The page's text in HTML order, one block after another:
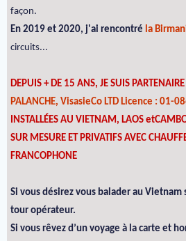
façon.
En 2019 et 2020, j'ai rencontré la
circuits...
DEPUIS + DE 15 ANS, JE SUIS PARTENAIRE
PALANCHE, VisasieCo LTD Licence : 01-
INSTALLÉES AU VIETNAM, LAOS
SUR MESURE ET PRIVATIFS AVEC
FRANCOPHONE
Si vous désirez vous balader au Vietnam
tour opérateur.
Si vous rêvez d’un voyage à la carte et